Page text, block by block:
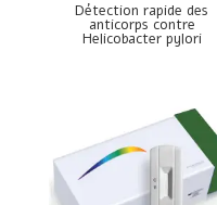
Détection rapide des
anticorps contre
Helicobacter pylori